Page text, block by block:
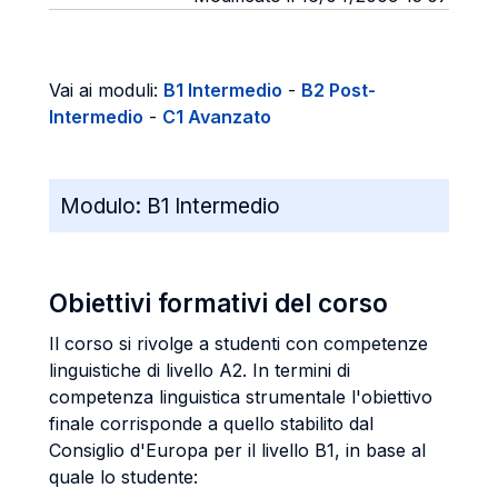
Vai ai moduli: B1 Intermedio - B2 Post-
Intermedio - C1 Avanzato
Modulo: B1 Intermedio
Obiettivi formativi del corso
Il corso si rivolge a studenti con competenze
linguistiche di livello A2. In termini di
competenza linguistica strumentale l'obiettivo
finale corrisponde a quello stabilito dal
Consiglio d'Europa per il livello B1, in base al
quale lo studente: